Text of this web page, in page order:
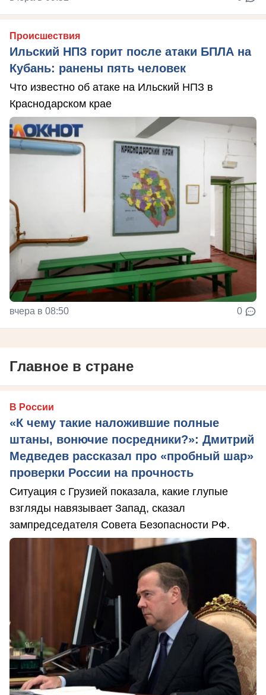
Происшествия
Ильский НПЗ горит после атаки БПЛА на
Кубань: ранены пять человек
Что известно об атаке на Ильский НПЗ в
Краснодарском крае
вчера в 08:50 0
Главное в стране
В России
«К чему такие наложившие полные
штаны, вонючие посредники?»: Дмитрий
Медведев рассказал про «пробный шар»
проверки России на прочность
Ситуация с Грузией показала, какие глупые
взгляды навязывает Запад, сказал
зампредседателя Совета Безопасности РФ.